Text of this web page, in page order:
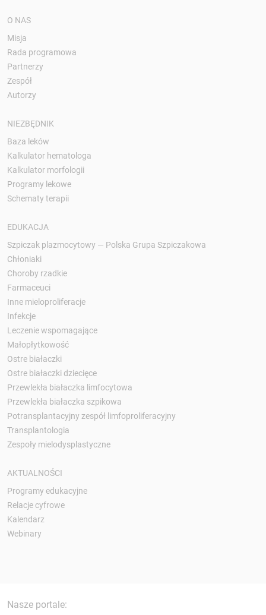
O NAS
Misja
Rada programowa
Partnerzy
Zespół
Autorzy
NIEZBĘDNIK
Baza leków
Kalkulator hematologa
Kalkulator morfologii
Programy lekowe
Schematy terapii
EDUKACJA
Szpiczak plazmocytowy — Polska Grupa Szpiczakowa
Chłoniaki
Choroby rzadkie
Farmaceuci
Inne mieloproliferacje
Infekcje
Leczenie wspomagające
Małopłytkowość
Ostre białaczki
Ostre białaczki dziecięce
Przewlekła białaczka limfocytowa
Przewlekła białaczka szpikowa
Potransplantacyjny zespół limfoproliferacyjny
Transplantologia
Zespoły mielodysplastyczne
AKTUALNOŚCI
Programy edukacyjne
Relacje cyfrowe
Kalendarz
Webinary
Nasze portale: